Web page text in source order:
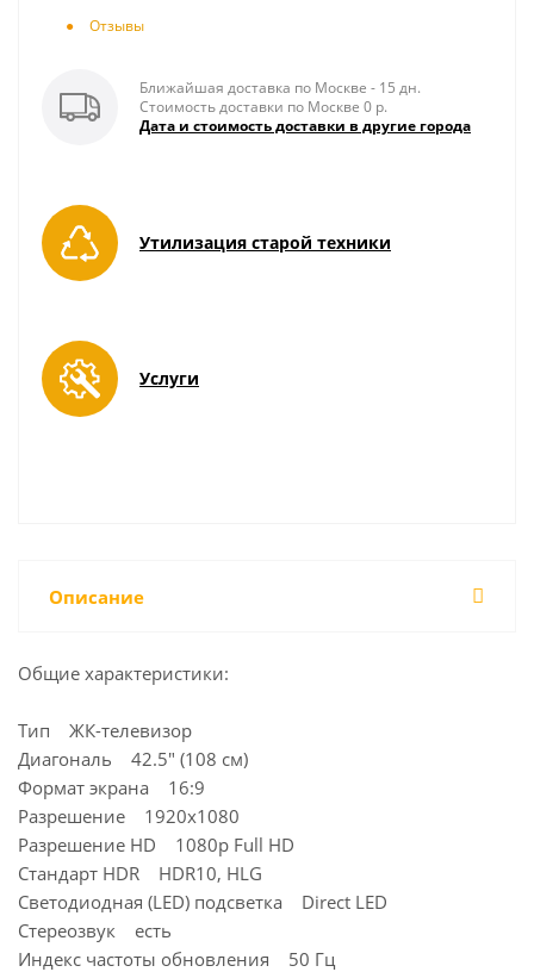
Отзывы
Ближайшая доставка по Москве - 15 дн.
Стоимость доставки по Москве 0 р.
Дата и стоимость доставки в другие города
Утилизация старой техники
Услуги
Описание
Общие характеристики:
Тип ЖК-телевизор
Диагональ 42.5" (108 см)
Формат экрана 16:9
Разрешение 1920x1080
Разрешение HD 1080p Full HD
Стандарт HDR HDR10, HLG
Светодиодная (LED) подсветка Direct LED
Стереозвук есть
Индекс частоты обновления 50 Гц